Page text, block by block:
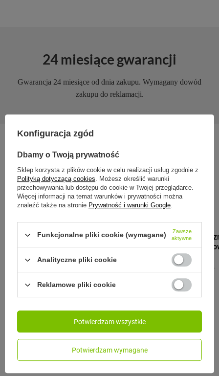
24 miesiące gwarancji
Gwarancja 24 miesiące od dnia zakupu. Wymagany dowód
zakupu do reklamacji.
Zobacz również:
Black+Blum Kubek termiczny
stalowy czarny
145,00 zł / szt.
KAMBUKKA
Kubek
300 ml -
109,99 zł
Konfiguracja zgód
Dbamy o Twoją prywatność
Sklep korzysta z plików cookie w celu realizacji usług zgodnie z
Polityką dotyczącą cookies. Możesz określić warunki
przechowywania lub dostępu do cookie w Twojej przeglądarce.
Więcej informacji na temat warunków i prywatności można
znaleźć także na stronie Prywatność i warunki Google.
Funkcjonalne pliki cookie (wymagane)
Zawsze
aktywne
Analityczne pliki cookie
Reklamowe pliki cookie
Potwierdzam wymagane
Potwierdzam wszystkie